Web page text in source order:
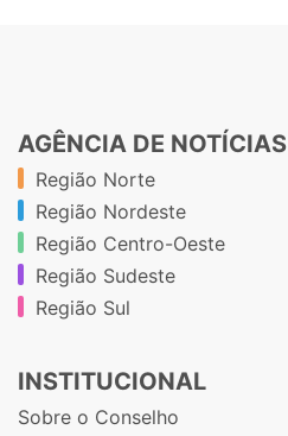
AGÊNCIA DE NOTÍCIAS
Região Norte
Região Nordeste
Região Centro-Oeste
Região Sudeste
Região Sul
INSTITUCIONAL
Sobre o Conselho